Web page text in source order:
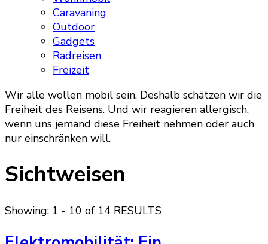
Caravaning
Outdoor
Gadgets
Radreisen
Freizeit
Wir alle wollen mobil sein. Deshalb schätzen wir die
Freiheit des Reisens. Und wir reagieren allergisch,
wenn uns jemand diese Freiheit nehmen oder auch
nur einschränken will.
Sichtweisen
Showing: 1 - 10 of 14 RESULTS